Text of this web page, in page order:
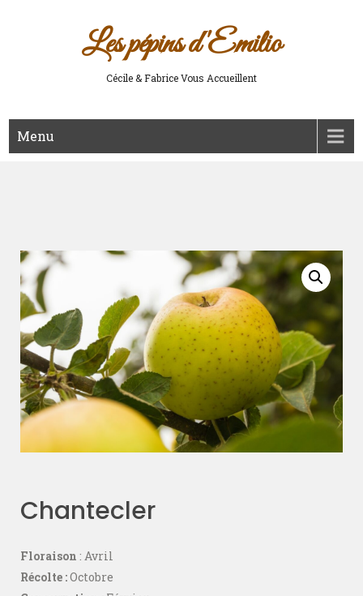
Les pépins d'Emilio
Cécile & Fabrice Vous Accueillent
Menu
Chantecler
Floraison : Avril
Récolte :Octobre